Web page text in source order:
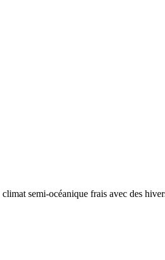
climat semi-océanique frais avec des